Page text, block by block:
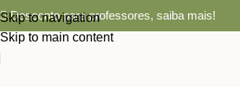
Skip to navigation
Skip to main content
Desconto para professores, saiba mais!